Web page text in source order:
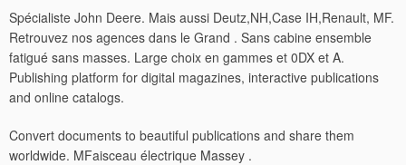
Spécialiste John Deere. Mais aussi Deutz,NH,Case IH,Renault, MF.
Retrouvez nos agences dans le Grand . Sans cabine ensemble
fatigué sans masses. Large choix en gammes et 0DX et A.
Publishing platform for digital magazines, interactive publications
and online catalogs.
Convert documents to beautiful publications and share them
worldwide. MFaisceau électrique Massey .